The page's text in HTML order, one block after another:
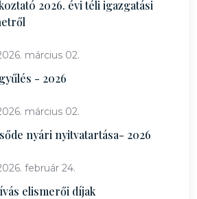
2026. évi téli igazgatási
március 02.
- 2026
március 02.
nyári nyitvatartása- 2026
február 24.
elismerői díjak